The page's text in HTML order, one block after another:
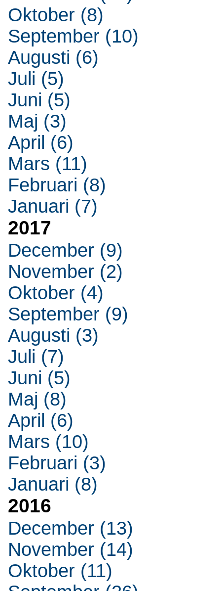
Oktober (8)
September (10)
Augusti (6)
Juli (5)
Juni (5)
Maj (3)
April (6)
Mars (11)
Februari (8)
Januari (7)
2017
December (9)
November (2)
Oktober (4)
September (9)
Augusti (3)
Juli (7)
Juni (5)
Maj (8)
April (6)
Mars (10)
Februari (3)
Januari (8)
2016
December (13)
November (14)
Oktober (11)